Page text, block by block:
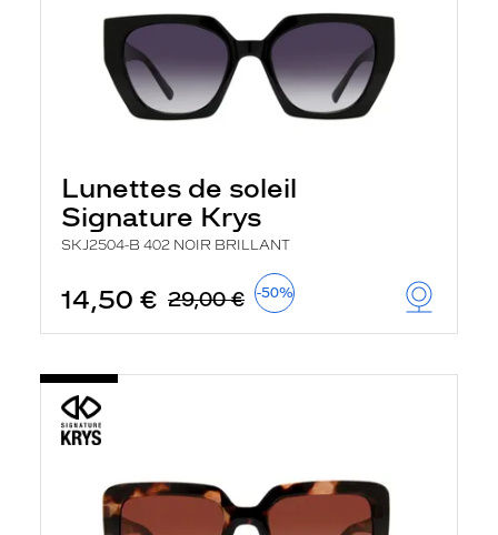
Lunettes de soleil
Signature Krys
SKJ2504-B 402 NOIR BRILLANT
14,50 € 29,00 € -50%